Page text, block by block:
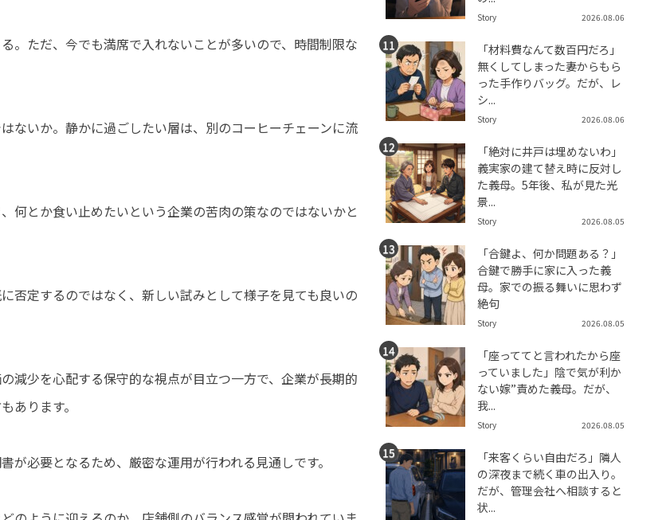
。ただ、今でも満席で入れないことが多いので、時間制限な
ないか。静かに過ごしたい層は、別のコーヒーチェーンに流
何とか食い止めたいという企業の苦肉の策なのではないかと
否定するのではなく、新しい試みとして様子を見ても良いの
減少を心配する保守的な視点が目立つ一方で、企業が長期的
あります。
必要となるため、厳密な運用が行われる見通しです。
Story 2026.08.06
「材料費なんて数百円だろ」
無くしてしまった妻からもら
った手作りバッグ。だが、レ
シ...
Story 2026.08.06
「絶対に井戸は埋めないわ」
義実家の建て替え時に反対し
た義母。5年後、私が見た光
景...
Story 2026.08.05
「合鍵よ、何か問題ある？」
合鍵で勝手に家に入った義
母。家での振る舞いに思わず
絶句
Story 2026.08.05
「座っててと言われたから座
っていました」陰で気が利か
ない嫁”責めた義母。だが、
我...
Story 2026.08.05
「来客くらい自由だろ」隣人
の深夜まで続く車の出入り。
だが、管理会社へ相談すると
状...